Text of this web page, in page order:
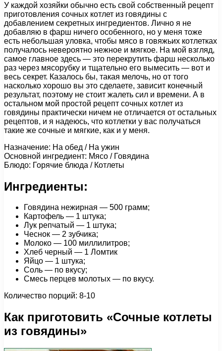
У каждой хозяйки обычно есть свой собственный рецепт
приготовления сочных котлет из говядины с
добавлением секретных ингредиентов. Лично я не
добавляю в фарш ничего особенного, но у меня тоже
есть небольшая уловка, чтобы мясо в говяжьих котлетках
получалось невероятно нежное и мягкое. На мой взгляд,
самое главное здесь — это перекрутить фарш несколько
раз через мясорубку и тщательно его вымесить — вот и
весь секрет. Казалось бы, такая мелочь, но от того
насколько хорошо вы это сделаете, зависит конечный
результат, поэтому не стоит жалеть сил и времени. А в
остальном мой простой рецепт сочных котлет из
говядины практически ничем не отличается от остальных
рецептов, и я надеюсь, что котлетки у вас получаться
такие же сочные и мягкие, как и у меня.
Назначение: На обед / На ужин
Основной ингредиент: Мясо / Говядина
Блюдо: Горячие блюда / Котлеты
Ингредиенты:
Говядина нежирная — 500 грамм;
Картофель — 1 штука;
Лук репчатый — 1 штука;
Чеснок — 2 зубчика;
Молоко — 100 миллилитров;
Хлеб черный — 1 Ломтик
Яйцо — 1 штука;
Соль — по вкусу;
Смесь перцев молотых — по вкусу.
Количество порций: 8-10
Как приготовить «Сочные котлеты
из говядины»